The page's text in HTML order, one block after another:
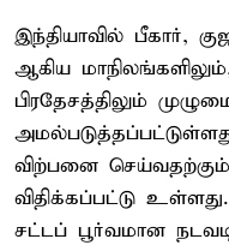
இந்தியாவில் பீகார்,
ஆகிய
பிரதேசத்திலும்
விற்பனை
விதிக்கப்பட்டு
சட்டப் பூர்வமான